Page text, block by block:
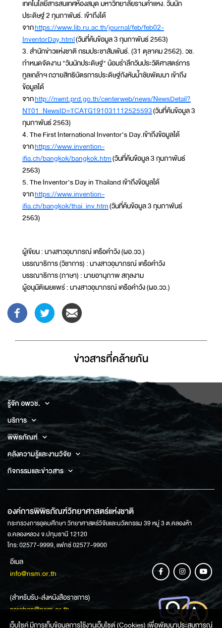
เทคโนโลยีสารสนเทศห้องสมุด มหาวิทยาลัยรามคำแหง. วันนัก
ประดิษฐ์ 2 กุมภาพันธ์. เข้าถึงได้
จากhttps://www.lib.ru.ac.th/journal/feb/feb02-
InventorDay.html(วันที่ค้นข้อมูล 3 กุมภาพันธ์ 2563)
3. สำนักข่าวแห่งชาติ กรมประชาสัมพันธ์. (31 ตุลาคม 2562). วช.
กำหนดจัดงาน "วันนักประดิษฐ์" น้อมรำลึกวันประวัติศาสตร์การ
ทูลเกล้าฯ ถวายสิทธิบัตรการประดิษฐ์กังหันน้ำชัยพัฒนา เข้าถึง
ข้อมูลได้
จากhttp://nwnt.prd.go.th/centerweb/news/NewsDetail?
NT01_NewsID=TCATG191031112525593(วันที่ค้นข้อมูล 3
กุมภาพันธ์ 2563)
4. The First International Inventor’s Day.เข้าถึงข้อมูลได้
จากhttps://www.invention-
ifia.ch/bangkok/bangkok.htm(วันที่ค้นข้อมูล 3 กุมภาพันธ์
2563)
5. The Inventor’s Day in Thailand เข้าถึงข้อมูลได้
จากhttps://www.invention-
ifia.ch/bangkok/thai_inv.htm(วันที่ค้นข้อมูล 3 กุมภาพันธ์
2563)
ผู้เขียน : นางสาวอุมาภรณ์ เครือคำวัง (ผอ.วว.)
บรรณาธิการ (วิชาการ) : นางสาวอุมาภรณ์ เครือคำวัง
บรรณาธิการ (ภาษา) : นายอานุภาพ สกุลงาม
ผู้อนุมัติเผยแพร่ : นางสาวอุมาภรณ์ เครือคำวัง (ผอ.วว.)
ข่าวสารที่่คล้ายกัน
รู้จัก อพวช.
บริการ
พิพิธภัณฑ์
คลังความรู้และงานวิจัย
กิจกรรมและข่าวสาร
องค์การพิพิธภัณฑ์วิทยาศาสตร์แห่งชาติ
กระทรวงการอุดมศึกษา วิทยาศาสตร์วิจัยและนวัตกรรม 39 หมู่ 3 ต.คลองห้า
อ.คลองหลวง จ.ปทุมธานี 12120
โทร: 02577-9999, แฟกซ์ 02577-9900
อีเมล
info@nsm.or.th
(สำหรับรับ-ส่งหนังสือราชการ)
saraban@nsm.or.th
เว็บไซค์ มีการเก็บข้อมูลการใช้งานเว็บไซต์ (Cookies) เพื่อพัฒนาประสบการณ์